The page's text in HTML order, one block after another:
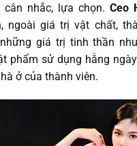
cân nhắc, lựa chọn.Ceo
ngoài giá trị vật chất,
giá trị tinh thần
phẩm sử dụng hằng
ở của thành viên.